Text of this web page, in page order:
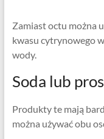
Zamiast octu można
kwasu cytrynowego
wody.
Soda lub
Produkty te mają
można używać obu